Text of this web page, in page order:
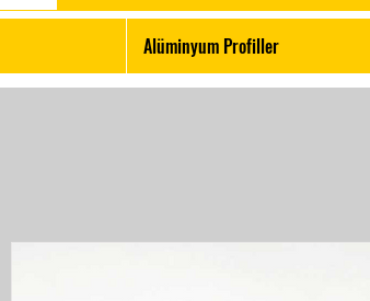
Alüminyum Profiller